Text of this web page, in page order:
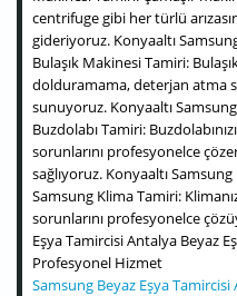
centrifuge gibi her türlü
gideriyoruz. Konyaaltı
Bulaşık Makinesi Tamiri:
dolduramama, deterjan atma
sunuyoruz. Konyaaltı
Buzdolabı Tamiri:
sorunlarını profesyonelce
sağlıyoruz. Konyaaltı
Samsung Klima Tamiri:
sorunlarını profesyonelce
Eşya Tamircisi Antalya Beyaz
Profesyonel Hizmet
Samsung Beyaz Eşya Tamircisi